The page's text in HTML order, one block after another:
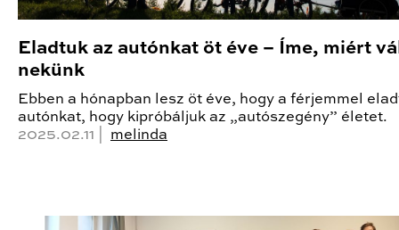
Eladtuk az autónkat öt éve – Íme, miért
nekünk
Ebben a hónapban lesz öt éve, hogy a férjemmel
autónkat, hogy kipróbáljuk az „autószegény” életet.
2025.02.11 | melinda